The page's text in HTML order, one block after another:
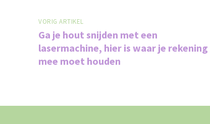
VORIG ARTIKEL
Ga je hout snijden met een
lasermachine, hier is waar je rekening
mee moet houden